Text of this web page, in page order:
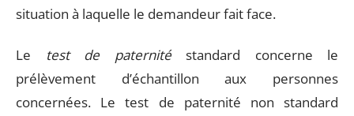
situation à laquelle le demandeur fait face.
Le test de paternitéstandard concerne le
prélèvement d’échantillon aux personnes
concernées. Le test de paternité non standard